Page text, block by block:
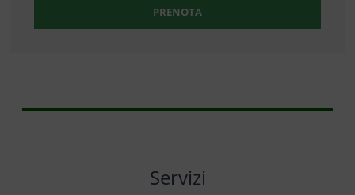
PRENOTA
Servizi